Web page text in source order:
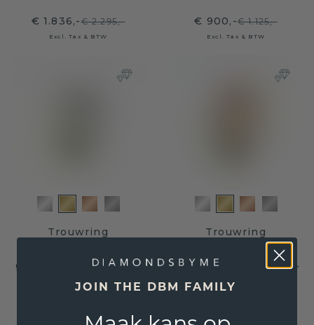
€ 1.836,-€ 2.295,-
Excl. Tax & BTW
€ 900,-€ 1.125,-
Excl. Tax & BTW
Trouwring
goud diamant ±5 x 1,7
mm
Trouwring
WH2074L26D 585
goud diamant ±6 x 2,4
mm
JOIN THE DBM FAMILY